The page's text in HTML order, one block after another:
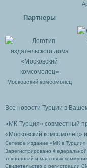
Партнеры
Московский комсомолец
Все новости Турции в
«МК-Турция» совместный
«Московский комсомолец»
Сетевое издание «МК в
Зарегистрировано
технологий и массовых
Свидетельство о регистрации